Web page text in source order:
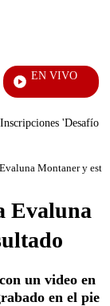
EN VIVO
EFÉ
Inscripciones 'Desafío'
Montaner y este
Evaluna
un video en
en el pie